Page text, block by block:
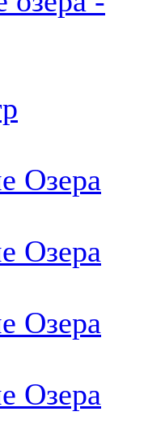
Озера
Озера
Озера
Озера